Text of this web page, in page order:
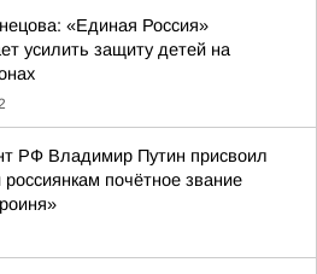
«Единая Россия»
усилить защиту детей на
РФ Владимир Путин присвоил
почётное звание